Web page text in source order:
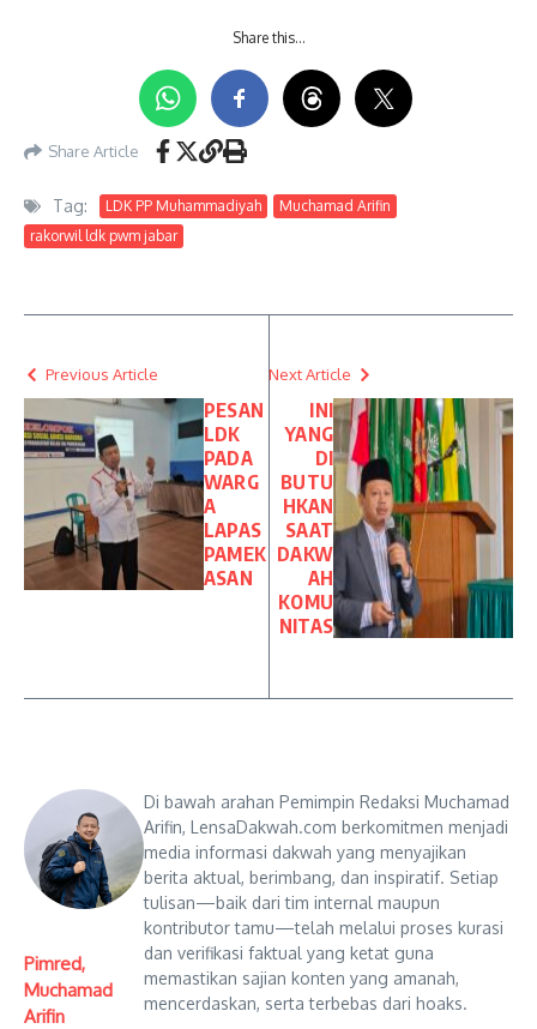
Share this…
Share Article
Tag: LDK PP Muhammadiyah
Muchamad Arifin
rakorwil ldk pwm jabar
Previous Article
PESAN
LDK
PADA
WARG
A
LAPAS
PAMEK
ASAN
Next Article
INI
YANG
DI
BUTU
HKAN
SAAT
DAKW
AH
KOMU
NITAS
Pimred,
Muchamad
Arifin
Di bawah arahan Pemimpin Redaksi Muchamad
Arifin, LensaDakwah.com berkomitmen menjadi
media informasi dakwah yang menyajikan
berita aktual, berimbang, dan inspiratif. Setiap
tulisan—baik dari tim internal maupun
kontributor tamu—telah melalui proses kurasi
dan verifikasi faktual yang ketat guna
memastikan sajian konten yang amanah,
mencerdaskan, serta terbebas dari hoaks.